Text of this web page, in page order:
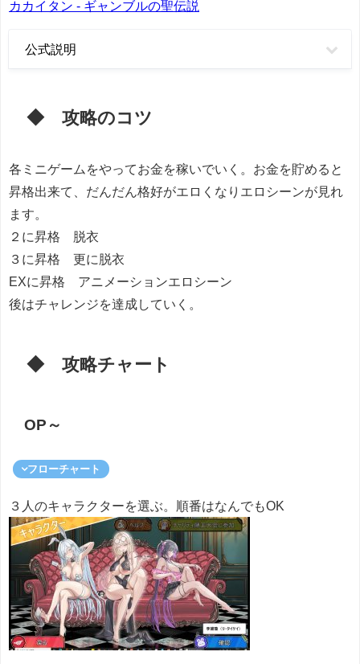
カカイタン - ギャンブルの聖伝説
公式説明
◆ 攻略のコツ
各ミニゲームをやってお金を稼いでいく。お金を貯めると
昇格出来て、だんだん格好がエロくなりエロシーンが見れ
ます。
２に昇格 脱衣
３に昇格 更に脱衣
EXに昇格 アニメーションエロシーン
後はチャレンジを達成していく。
◆ 攻略チャート
OP～
フローチャート
３人のキャラクターを選ぶ。順番はなんでもOK